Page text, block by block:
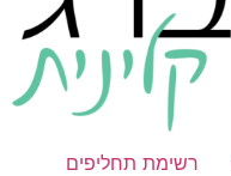
רשימת תחליפים